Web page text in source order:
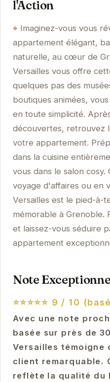
l'Action
Imaginez-vous vous
appartement élégant,
naturelle, au cœur de
Versailles vous offre
quelques pas des
boutiques animées,
en toute simplicité.
découvertes, retrouvez
votre appartement.
dans la cuisine
vous dans le salon cosy.
voyage d'affaires ou en
Versailles est le pied-à-
mémorable à Grenoble.
et laissez-vous séduire
appartement
Note
⭐⭐⭐⭐⭐ 9 / 10
Avec une note
basée sur près de
Versailles
client remarquable.
reflète la qualité du